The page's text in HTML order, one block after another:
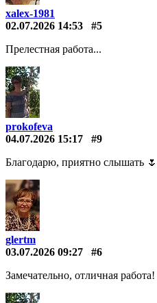
xalex-1981
02.07.2026 14:53
#5
Прелестная работа...
prokofeva
04.07.2026 15:17
#9
Благодарю, приятно слышать 🌷
glertm
03.07.2026 09:27
#6
Замечательно, отличная работа!